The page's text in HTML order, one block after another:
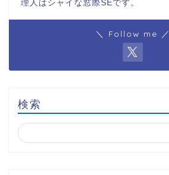
理人はシャイな窓際SEです。
＼ Follow me ／
検索